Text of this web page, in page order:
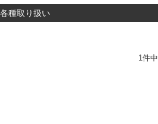
種取り扱い
1件中